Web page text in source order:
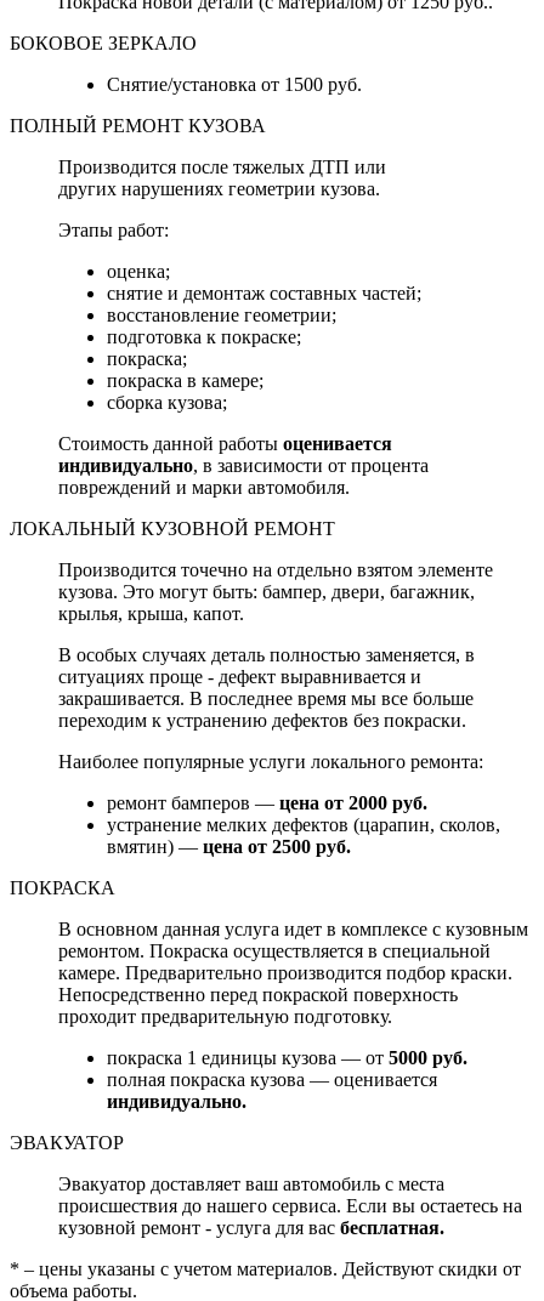
БОКОВОЕ ЗЕРКАЛО
Снятие/установка от 1500 руб.
ПОЛНЫЙ РЕМОНТ КУЗОВА
Производится после тяжелых ДТП или
других нарушениях геометрии кузова.
Этапы работ:
оценка;
снятие и демонтаж составных частей;
восстановление геометрии;
подготовка к покраске;
покраска;
покраска в камере;
сборка кузова;
Стоимость данной работы оценивается
индивидуально, в зависимости от процента
повреждений и марки автомобиля.
ЛОКАЛЬНЫЙ КУЗОВНОЙ РЕМОНТ
Производится точечно на отдельно взятом элементе
кузова. Это могут быть: бампер, двери, багажник,
крылья, крыша, капот.
В особых случаях деталь полностью заменяется, в
ситуациях проще - дефект выравнивается и
закрашивается. В последнее время мы все больше
переходим к устранению дефектов без покраски.
Наиболее популярные услуги локального ремонта:
ремонт бамперов — цена от 2000 руб.
устранение мелких дефектов (царапин, сколов,
вмятин) — цена от 2500 руб.
ПОКРАСКА
В основном данная услуга идет в комплексе с кузовным
ремонтом. Покраска осуществляется в специальной
камере. Предварительно производится подбор краски.
Непосредственно перед покраской поверхность
проходит предварительную подготовку.
покраска 1 единицы кузова — от 5000 руб.
полная покраска кузова — оценивается
индивидуально.
ЭВАКУАТОР
Эвакуатор доставляет ваш автомобиль с места
происшествия до нашего сервиса. Если вы остаетесь на
кузовной ремонт - услуга для вас бесплатная.
* – цены указаны с учетом материалов. Действуют скидки от
объема работы.